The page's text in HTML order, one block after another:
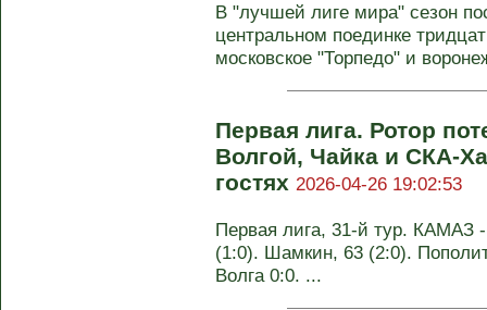
В "лучшей лиге мира" сезон
центральном поединке
московское "Торпедо" и
Первая лига. Ротор
Волгой, Чайка и СКА-
гостях 2026-04-26 19:02:53
Первая лига, 31-й тур. КАМАЗ
(1:0). Шамкин, 63 (2:0).
Волга 0:0. ...